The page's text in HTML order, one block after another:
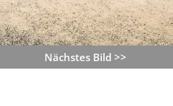
Nächstes Bild >>
Coaster - Imst - Tirol - Bilder
als 3,5 Kilometer Fahrspaß auf dem
Coaster in Imst! Hier kannst Du Dir
des Coasters ansehen.